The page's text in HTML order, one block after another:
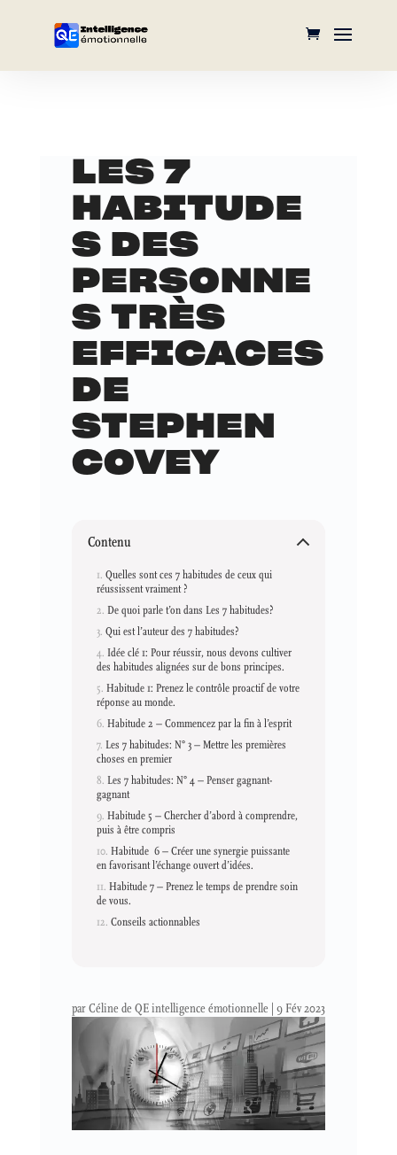
LES 7
HABITUDE
S DES
PERSONNE
S TRÈS
EFFICACES
DE
STEPHEN
COVEY
Contenu
Quelles sont ces 7 habitudes de ceux qui
réussissent vraiment ?
De quoi parle t’on dans Les 7 habitudes?
Qui est l’auteur des 7 habitudes?
Idée clé 1: Pour réussir, nous devons cultiver
des habitudes alignées sur de bons principes.
Habitude 1: Prenez le contrôle proactif de votre
réponse au monde.
Habitude 2 – Commencez par la fin à l’esprit
Les 7 habitudes: N° 3 – Mettre les premières
choses en premier
Les 7 habitudes: N° 4 – Penser gagnant-
gagnant
Habitude 5 – Chercher d’abord à comprendre,
puis à être compris
Habitude 6 – Créer une synergie puissante
en favorisant l’échange ouvert d’idées.
Habitude 7 – Prenez le temps de prendre soin
de vous.
Conseils actionnables
parCéline de QE intelligence émotionnelle 9 Fév 2023